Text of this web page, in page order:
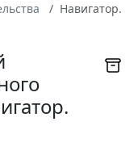
Навигатор.